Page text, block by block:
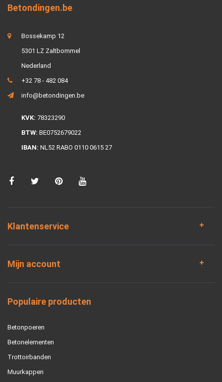
Betondingen.be
Bossekamp 12
5301 LZ Zaltbommel
Nederland
+32 78 - 482 084
info@betondingen.be
KVK: 78323290
BTW: BE0752679022
IBAN: NL52 RABO 0110 0615 27
Klantenservice
Mijn account
Populaire producten
Betonpoeren
Betonelementen
Trottoirbanden
Muurkappen